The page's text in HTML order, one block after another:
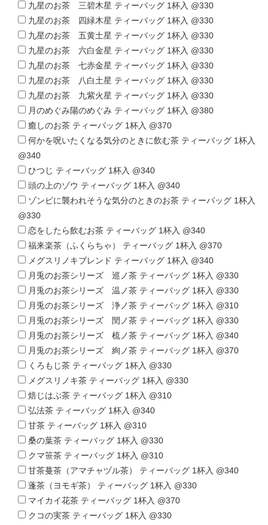
九星のお茶 三碧木星 ティーバッグ 1杯入 @330
九星のお茶 四緑木星 ティーバッグ 1杯入 @330
九星のお茶 五黄土星 ティーバッグ 1杯入 @330
九星のお茶 六白金星 ティーバッグ 1杯入 @330
九星のお茶 七赤金星 ティーバッグ 1杯入 @330
九星のお茶 八白土星 ティーバッグ 1杯入 @330
九星のお茶 九紫火星 ティーバッグ 1杯入 @330
月のめぐみ陽のめぐみ ティーバッグ 1杯入 @380
癒しのお茶 ティーバッグ 1杯入 @370
何かを呪いたくなる気分のときに飲む茶 ティーバッグ 1杯入
@340
ひつじ ティーバッグ 1杯入 @340
頭の上のゾウ ティーバッグ 1杯入 @340
ゾンビに襲われそうな気分のときのお茶 ティーバッグ 1杯入
@330
恋をしたら飲むお茶 ティーバッグ 1杯入 @340
福来楽茶（ふくらちゃ） ティーバッグ 1杯入 @370
メグスリノキブレンド ティーバッグ 1杯入 @340
月兎のお茶シリーズ 巡ノ茶 ティーバッグ 1杯入 @330
月兎のお茶シリーズ 温ノ茶 ティーバッグ 1杯入 @330
月兎のお茶シリーズ 浄ノ茶 ティーバッグ 1杯入 @310
月兎のお茶シリーズ 閏ノ茶 ティーバッグ 1杯入 @330
月兎のお茶シリーズ 梳ノ茶 ティーバッグ 1杯入 @340
月兎のお茶シリーズ 絢ノ茶 ティーバッグ 1杯入 @370
くろもじ茶 ティーバッグ 1杯入 @330
メグスリノキ茶 ティーバッグ 1杯入 @330
焙じはぶ茶 ティーバッグ 1杯入 @310
弘法茶 ティーバッグ 1杯入 @340
甘茶 ティーバッグ 1杯入 @310
桑の葉茶 ティーバッグ 1杯入 @330
クマ笹茶 ティーバッグ 1杯入 @310
甘茶蔓茶（アマチャヅル茶） ティーバッグ 1杯入 @340
蓬茶（ヨモギ茶） ティーバッグ 1杯入 @330
マイカイ花茶 ティーバッグ 1杯入 @370
クコの実茶 ティーバッグ 1杯入 @330